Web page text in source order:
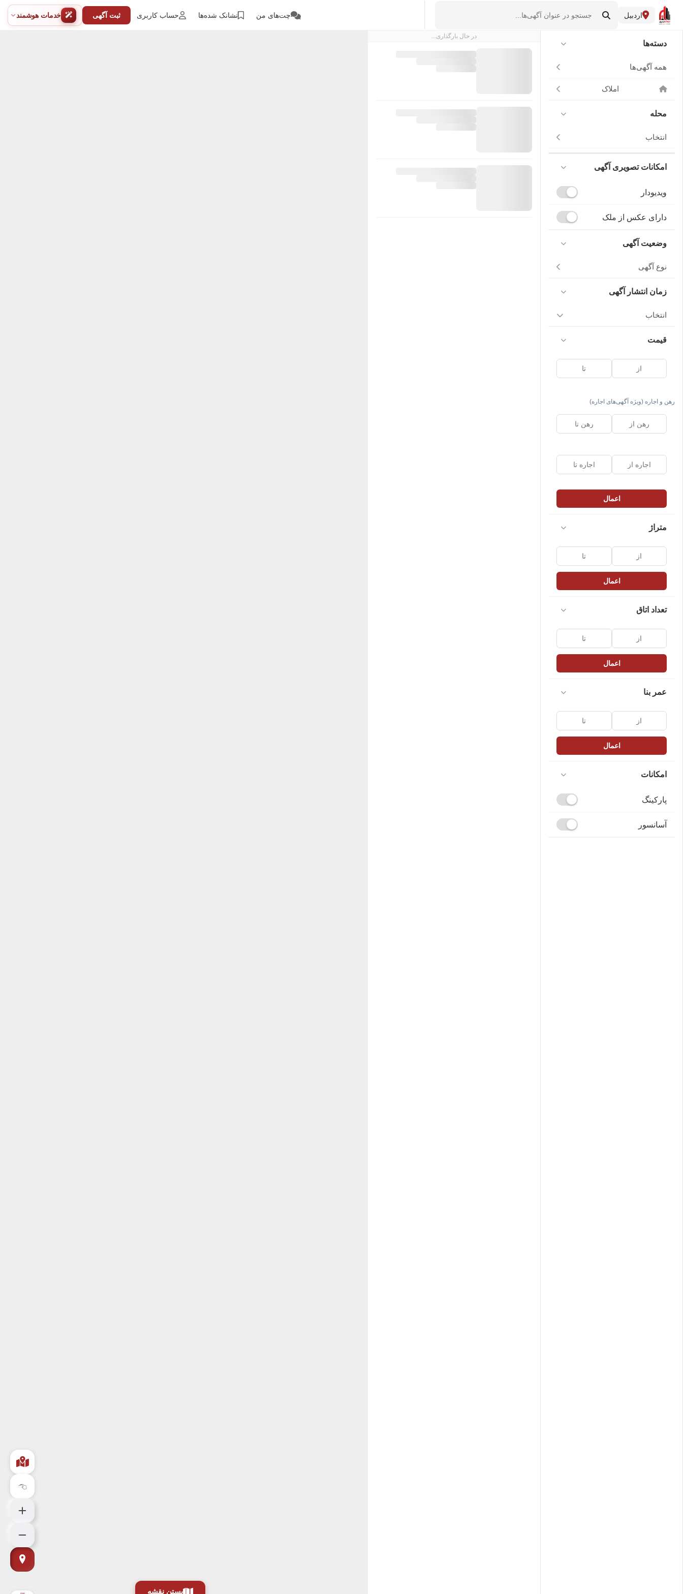
اردبیل خدمات هوشمند ثبت آگهی حساب کاربری نشانک شده‌ها چت‌های من
دسته‌ها
همه آگهی‌ها
املاک
محله
انتخاب
امکانات تصویری آگهی
ویدیودار
دارای عکس از ملک
وضعیت آگهی
نوع آگهی
زمان انتشار آگهی
انتخاب
قیمت
رهن و اجاره (ویژه آگهی‌های اجاره)
اعمال
متراژ
اعمال
تعداد اتاق
اعمال
عمر بنا
اعمال
امکانات
پارکینگ
آسانسور
در حال بارگذاری...
بستن نقشه